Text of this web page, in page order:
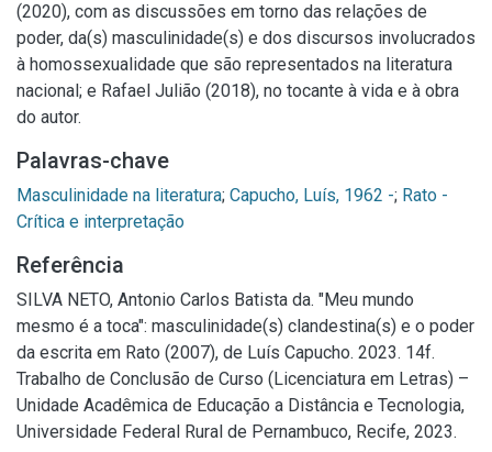
(2020), com as discussões em torno das relações de
poder, da(s) masculinidade(s) e dos discursos involucrados
à homossexualidade que são representados na literatura
nacional; e Rafael Julião (2018), no tocante à vida e à obra
do autor.
Palavras-chave
Masculinidade na literatura; Capucho, Luís, 1962 -; Rato -
Crítica e interpretação
Referência
SILVA NETO, Antonio Carlos Batista da. "Meu mundo
mesmo é a toca": masculinidade(s) clandestina(s) e o poder
da escrita em Rato (2007), de Luís Capucho. 2023. 14f.
Trabalho de Conclusão de Curso (Licenciatura em Letras) –
Unidade Acadêmica de Educação a Distância e Tecnologia,
Universidade Federal Rural de Pernambuco, Recife, 2023.